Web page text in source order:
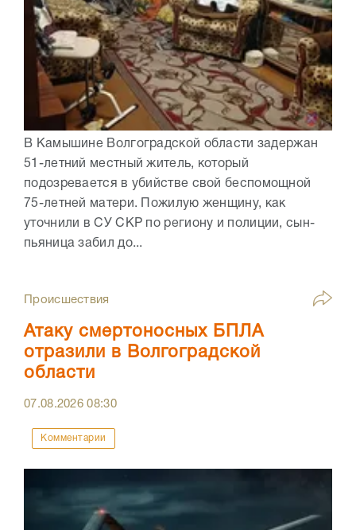
В Камышине Волгоградской области задержан
51-летний местный житель, который
подозревается в убийстве свой беспомощной
75-летней матери. Пожилую женщину, как
уточнили в СУ СКР по региону и полиции, сын-
пьяница забил до...
Происшествия
Атаку смертоносных БПЛА
отразили в Волгоградской
области
07.08.202608:30
Комментарии